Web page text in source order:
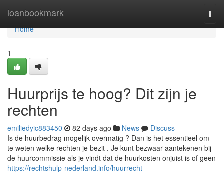
loanbookmark
Home
Home
1
Huurprijs te hoog? Dit zijn je
rechten
emiliedyic883450 82 days ago News
Discuss
Is de huurbedrag mogelijk overmatig ? Dan is het essentieel om
te weten welke rechten je bezit . Je kunt bezwaar aantekenen bij
de huurcommissie als je vindt dat de huurkosten onjuist is of geen
https://rechtshulp-nederland.info/huurrecht